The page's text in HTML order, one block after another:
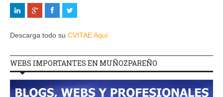
Descarga todo su CVITAE Aquí
WEBS IMPORTANTES EN MUÑOZPAREÑO